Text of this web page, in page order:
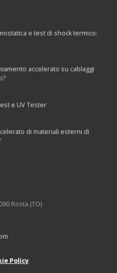
e test di shock termico:
accelerato su cablaggi
e UV Tester
di materiali esterni di
Rosta (TO)
Policy